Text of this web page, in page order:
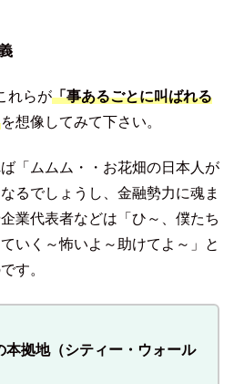
れらが「事あるごとに叫ばれる
を想像してみて下さい。
「ムムム・・お花畑の日本人が
るでしょうし、金融勢力に魂ま
業代表者などは「ひ～、僕たち
いく～怖いよ～助けてよ～」と
す。
本拠地（シティー・ウォール